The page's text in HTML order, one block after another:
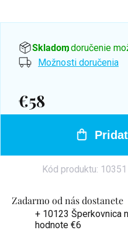
Zadarmo od nás dostanete
+ 10123 Šperkovnica
hodnote €6
Skladom, doručenie
Možnosti doručenia
€58
Jednotková
Kód produktu: 10351